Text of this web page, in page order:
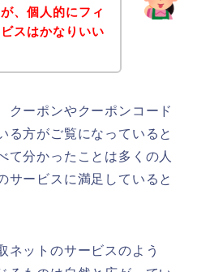
、個人的にフィ
スはかなりいい
クーポンやクーポンコード
る方がご覧になっていると
て分かったことは多くの人
サービスに満足していると
ネットのサービスのよう